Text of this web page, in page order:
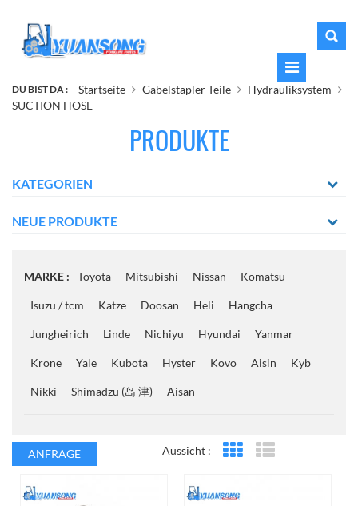
DU BIST DA : Startseite Gabelstapler Teile
Hydrauliksystem
SUCTION HOSE
PRODUKTE
KATEGORIEN
NEUE PRODUKTE
MARKE : Toyota Mitsubishi Nissan Komatsu
Isuzu / tcm Katze Doosan Heli Hangcha
Jungheirich Linde Nichiyu Hyundai Yanmar
Krone Yale Kubota Hyster Kovo Aisin Kyb
Nikki Shimadzu (岛 津) Aisan
ANFRAGE Aussicht : Rasteransicht